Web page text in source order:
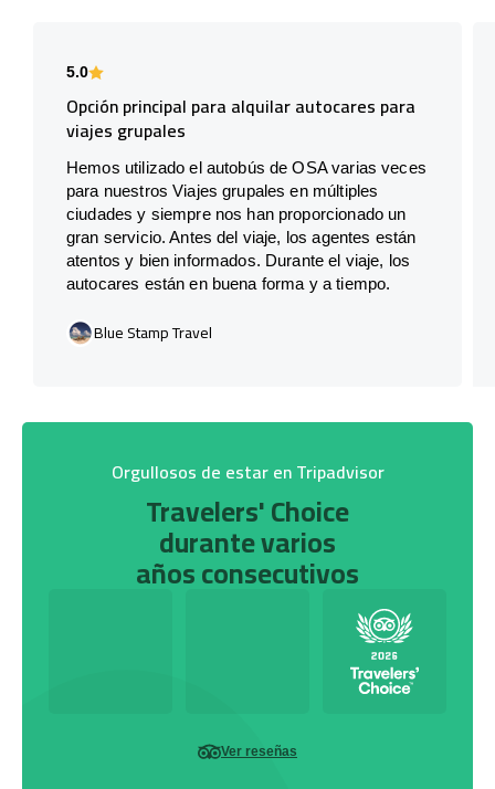
5.0
Opción principal para alquilar autocares para
viajes grupales
Hemos utilizado el autobús de OSA varias veces
para nuestros Viajes grupales en múltiples
ciudades y siempre nos han proporcionado un
gran servicio. Antes del viaje, los agentes están
atentos y bien informados. Durante el viaje, los
autocares están en buena forma y a tiempo.
Blue Stamp Travel
Orgullosos de estar en Tripadvisor
Travelers' Choice
durante varios
años consecutivos
Ver reseñas